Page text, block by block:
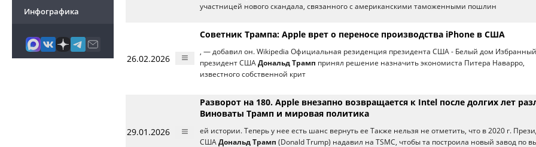
Инфографика
участницей нового скандала, связанного с американскими таможенными пошлин
26.02.2026
Советник Трампа: Apple врет о переносе производства iPhone в США
, — добавил он. Wikipedia Официальная резиденция президента США - Белый дом Избранный
президент США Дональд Трамп принял решение назначить экономиста Питера Наварро,
известного собственной крит
29.01.2026
Разворот на 180. Apple внезапно возвращается к Intel после долгих лет
Виноваты Трамп и мировая политика
ей истории. Теперь у нее есть шанс вернуть ее Также нельзя не отметить, что в 2020 г.
США Дональд Трамп (Donald Trump) надавил на TSMC, чтобы та построила новый завод по